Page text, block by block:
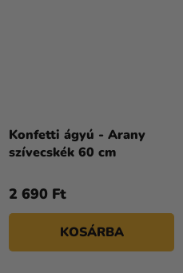
Konfetti ágyú - Arany
szívecskék 60 cm
2 690 Ft
KOSÁRBA